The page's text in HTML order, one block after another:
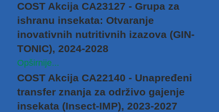
COST Akcija CA23127 - Grupa za
ishranu insekata: Otvaranje
inovativnih nutritivnih izazova (GIN-
TONIC), 2024-2028
Opširnije...
COST Akcija CA22140 - Unapređeni
transfer znanja za održivo gajenje
insekata (Insect-IMP), 2023-2027